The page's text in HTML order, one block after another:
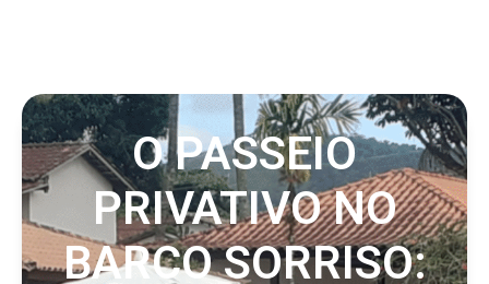
O PASSEIO
PRIVATIVO NO
BARCO SORRISO: